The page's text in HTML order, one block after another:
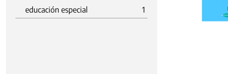
educación especial 1